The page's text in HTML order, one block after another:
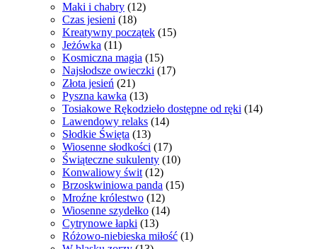
Maki i chabry (12)
Czas jesieni (18)
Kreatywny początek (15)
Jeżówka (11)
Kosmiczna magia (15)
Najsłodsze owieczki (17)
Złota jesień (21)
Pyszna kawka (13)
Tosiakowe Rękodzieło dostępne od ręki (14)
Lawendowy relaks (14)
Słodkie Święta (13)
Wiosenne słodkości (17)
Świąteczne sukulenty (10)
Konwaliowy świt (12)
Brzoskwiniowa panda (15)
Mroźne królestwo (12)
Wiosenne szydełko (14)
Cytrynowe łapki (13)
Różowo-niebieska miłość (1)